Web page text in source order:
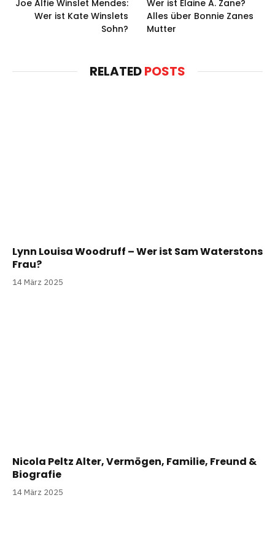
Joe Alfie Winslet Mendes:
Wer ist Kate Winslets
Sohn?
Wer ist Elaine A. Zane?
Alles über Bonnie Zanes
Mutter
RELATEDPOSTS
Lynn Louisa Woodruff – Wer ist Sam Waterstons
Frau?
14 März 2025
Nicola Peltz Alter, Vermögen, Familie, Freund &
Biografie
14 März 2025